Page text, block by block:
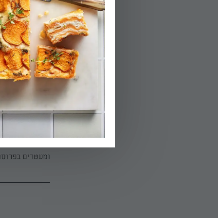
04.
מתחילים לקפל
אחרת. כשהצד
ממשיכים
מעבירים מייד
05.
ומעטרים